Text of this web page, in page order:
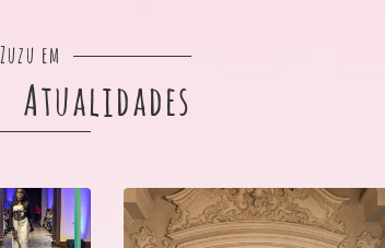
Zuzu em
Atualidades